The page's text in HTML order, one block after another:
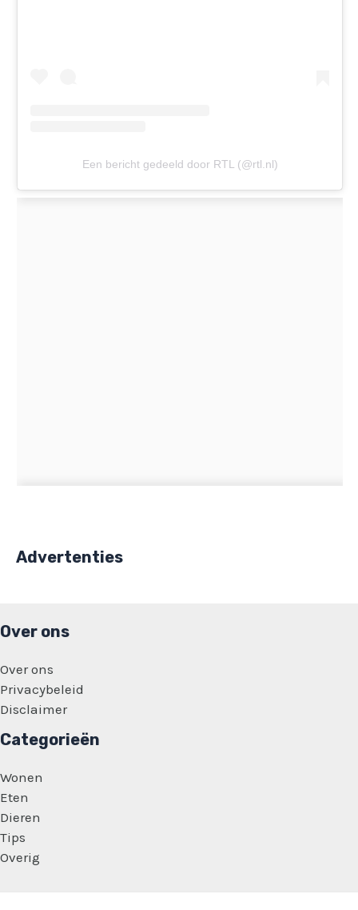
Een bericht gedeeld door RTL (@rtl.nl)
Advertenties
Over ons
Over ons
Privacybeleid
Disclaimer
Categorieën
Wonen
Eten
Dieren
Tips
Overig